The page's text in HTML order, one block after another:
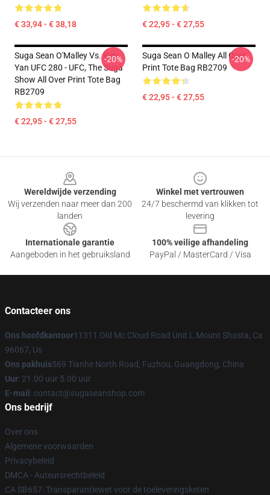
€ 33,94 - € 38,18 € 22,95 - € 27,55
Suga Sean O'Malley Vs. Petr
Yan UFC 280 - UFC, The Suga
Show All Over Print Tote Bag
RB2709
€ 22,95 - € 27,55
-20%
Suga Sean O Malley All Over
Print Tote Bag RB2709
€ 22,95 - € 27,55
-20%
Wereldwijde verzending
Wij verzenden naar meer dan 200
landen
Winkel met vertrouwen
24/7 beschermd van klikken tot
levering
Internationale garantie
Aangeboden in het gebruiksland
100% veilige afhandeling
PayPal / MasterCard / Visa
Contacteer ons
Ons hoofdkantoor11311 Old Mc Cloud Road Unit L Mount Shasta, Ca
96067, Us
Ons pakhuis569 Tianhe North Road, Fuzhou, Guangdong, China
Uur: 21.00 uur 5.00 uur
E-mail : contact@sugaseanshop.com
Ons bedrijf
Over ons
Algemene voorwaarden
Privacybeleid
DMCA - Auteursrechtbeleid
CA SB657: Transparantiewet voor de toeleveringsketen